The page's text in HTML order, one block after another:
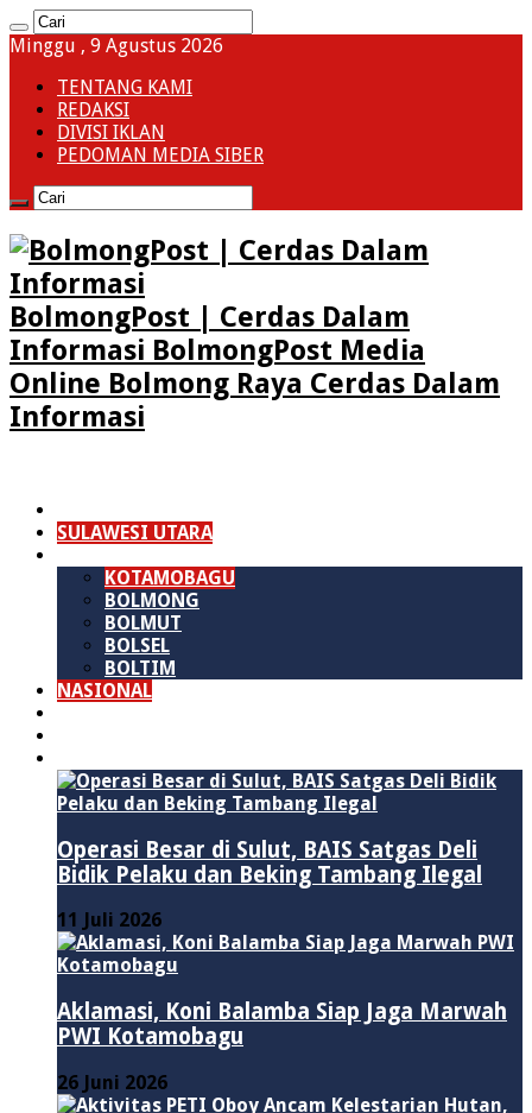
Minggu , 9 Agustus 2026
TENTANG KAMI
REDAKSI
DIVISI IKLAN
PEDOMAN MEDIA SIBER
BolmongPost | Cerdas Dalam
Informasi BolmongPost Media
Online Bolmong Raya Cerdas Dalam
Informasi
SULAWESI UTARA
KOTAMOBAGU
BOLMONG
BOLMUT
BOLSEL
BOLTIM
NASIONAL
Operasi Besar di Sulut, BAIS Satgas Deli
Bidik Pelaku dan Beking Tambang Ilegal
11 Juli 2026
Aklamasi, Koni Balamba Siap Jaga Marwah
PWI Kotamobagu
26 Juni 2026